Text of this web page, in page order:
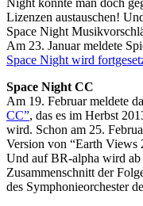
Night könnte man doch
Lizenzen austauschen!
Space Night
Am 23. Januar meldete
Space Night wird
Space Night CC
Am 19. Februar meldete
CC”, das es im Herbst
wird. Schon am 25.
Version von “Earth Views
Und auf BR-alpha wird
Zusammenschnitt der
des Symphonieorchester